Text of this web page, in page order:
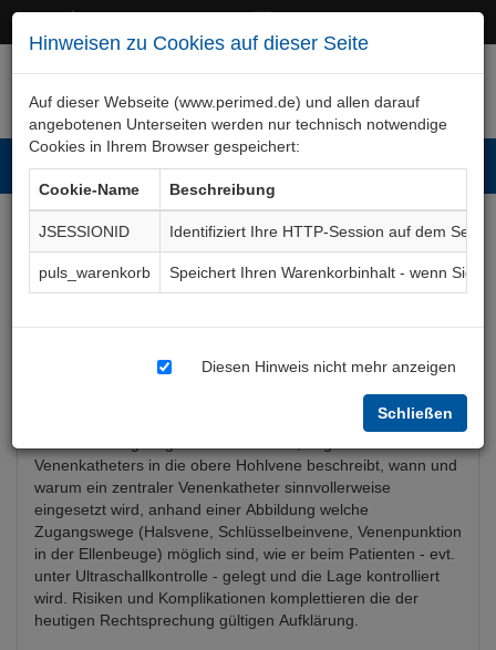
Hinweisen zu Cookies auf dieser Seite
Auf dieser Webseite (www.perimed.de) und allen darauf
angebotenen Unterseiten werden nur technisch notwendige
Cookies in Ihrem Browser gespeichert:
Cookie-Name
Beschreibung
JSESSIONID
Identifiziert Ihre HTTP-Session auf dem Server
puls_warenkorb
Speichert Ihren Warenkorbinhalt - wenn Sie
Diesen Hinweis nicht mehr anzeigen
Schließen
Cava-Katheter
Venenkatheters in die obere Hohlvene beschreibt, wann und
warum ein zentraler Venenkatheter sinnvollerweise
eingesetzt wird, anhand einer Abbildung welche
Zugangswege (Halsvene, Schlüsselbeinvene, Venenpunktion
in der Ellenbeuge) möglich sind, wie er beim Patienten - evt.
unter Ultraschallkontrolle - gelegt und die Lage kontrolliert
wird. Risiken und Komplikationen komplettieren die der
heutigen Rechtsprechung gültigen Aufklärung.